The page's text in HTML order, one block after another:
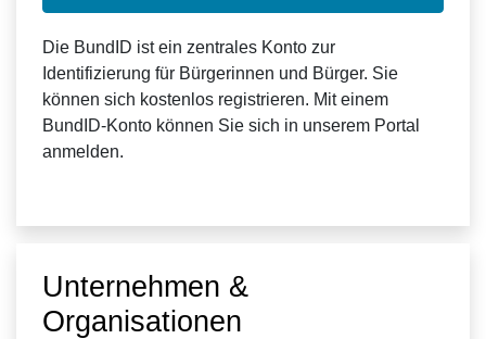
Die BundID ist ein zentrales Konto zur
Identifizierung für Bürgerinnen und Bürger. Sie
können sich kostenlos registrieren. Mit einem
BundID-Konto können Sie sich in unserem Portal
anmelden.
Unternehmen &
Organisationen